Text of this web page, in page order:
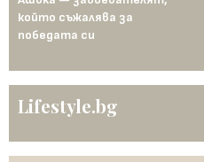
който съжалява за
победата си
Lifestyle.bg